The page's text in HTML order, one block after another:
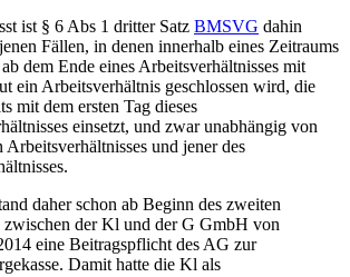
ist § 6 Abs 1 dritter Satz BMSVG dahin
Fällen, in denen innerhalb eines Zeitraums
dem Ende eines Arbeitsverhältnisses mit
ein Arbeitsverhältnis geschlossen wird, die
mit dem ersten Tag dieses
einsetzt, und zwar unabhängig von
Arbeitsverhältnisses und jener des
daher schon ab Beginn des zweiten
zwischen der Kl und der G GmbH von
eine Beitragspflicht des AG zur
Damit hatte die Kl als